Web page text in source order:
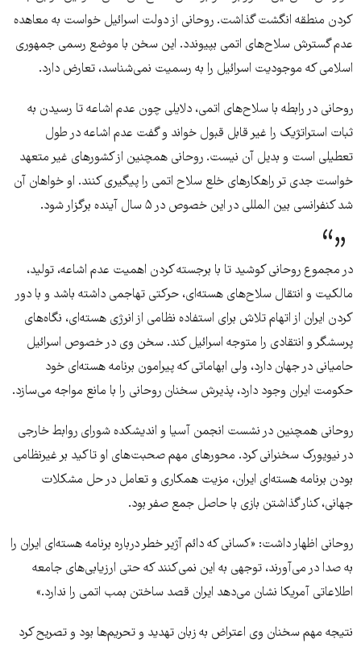
کردن منطقه انگشت گذاشت. روحانی از دولت اسرائیل خواست به معاهده
عدم گسترش سلاح‌های اتمی بپیوندد. این سخن با موضع رسمی جمهوری
اسلامی که موجودیت اسرائیل را به رسمیت نمی‌شناسد، تعارض دارد.
روحانی در رابطه با سلاح‌های اتمی، دلایلی چون عدم اشاعه تا رسیدن به
ثبات استراتژیک را غیر قابل قبول خواند و گفت عدم اشاعه در طول
تعطیلی است و بدیل آن نیست. روحانی همچنین از کشور‌های غیر متعهد
خواست جدی تر راهکار‌های خلع سلاح اتمی را پیگیری کنند. او خواهان آن
شد کنفرانسی بین المللی در این خصوص در ۵ سال آینده برگزار شود.
در مجموع روحانی کوشید تا با برجسته کردن اهمیت عدم اشاعه، تولید،
مالکیت و انتقال سلاح‌های هسته‌ای، حرکتی تهاجمی داشته باشد و با دور
کردن ایران از اتهام تلاش برای استفاده نظامی از انرژی هسته‌ای، نگاه‌های
پرسشگر و انتقادی را متوجه اسرائیل کند. سخن وی در خصوص اسرائیل
حامیانی در جهان دارد، ولی ابهاماتی که پیرامون برنامه هسته‌ای خود
حکومت ایران وجود دارد، پذیرش سخنان روحانی را با مانع مواجه می‌سازد.
روحانی همچنین در نشست انجمن آسیا و اندیشکده شورای روابط خارجی
در نیویورک سخنرانی کرد. محور‌های مهم صحبت‌های او تاکید بر غیرنظامی
بودن برنامه هسته‌ای ایران، مزیت همکاری و تعامل در حل مشکلات
جهانی، کنار گذاشتن بازی با حاصل جمع صفر بود.
روحانی اظهار داشت: «کسانی که دائم آژیر خطر درباره برنامه هسته‌ای ایران را
به صدا در می‌آورند، توجهی به این نمی‌کنند که حتی ارزیابی‌های جامعه
اطلاعاتی آمریکا نشان می‌دهد ایران قصد ساختن بمب اتمی را ندارد.»
نتیجه مهم سخنان وی اعتراض به زبان تهدید و تحریم‌ها بود و تصریح کرد